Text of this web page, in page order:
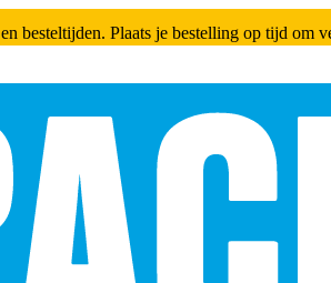
en besteltijden. Plaats je bestelling op tijd om